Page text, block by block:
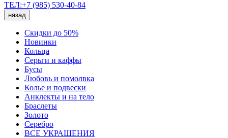
ТЕЛ:+7 (985) 530-40-84
назад
Скидки до 50%
Новинки
Кольца
Серьги и каффы
Бусы
Любовь и помолвка
Колье и подвески
Анклекты и на тело
Браслеты
Золото
Серебро
ВСЕ УКРАШЕНИЯ